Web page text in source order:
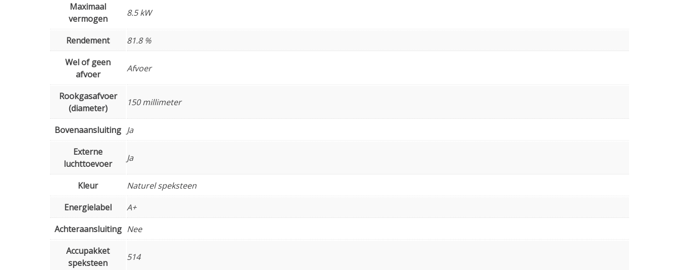
Maximaal
vermogen
8.5 kW
Rendement
81.8 %
Wel of geen
afvoer
Afvoer
Rookgasafvoer
(diameter)
150 millimeter
Bovenaansluiting Ja
Externe
luchttoevoer
Ja
Kleur
Naturel speksteen
Energielabel
A+
Achteraansluiting Nee
Accupakket
speksteen
514